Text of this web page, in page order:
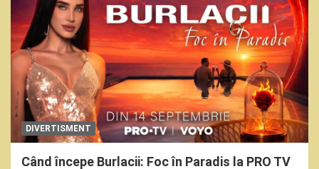
DIVERTISMENT
Când începe Burlacii: Foc în Paradis la PRO TV